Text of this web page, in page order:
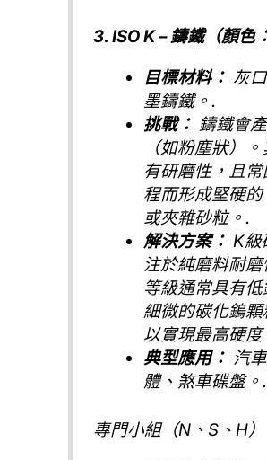
3. ISO K – 鑄鐵（顏色
目標材料： 灰
墨鑄鐵。.
挑戰： 鑄鐵會
（如粉塵狀）
有研磨性，且
程而形成堅硬的
或夾雜砂粒。.
解決方案： K級
注於純磨料耐
等級通常具有
細微的碳化鎢顆
以實現最高硬度
典型應用： 汽
體、煞車碟盤。.
專門小組（N、S、H）